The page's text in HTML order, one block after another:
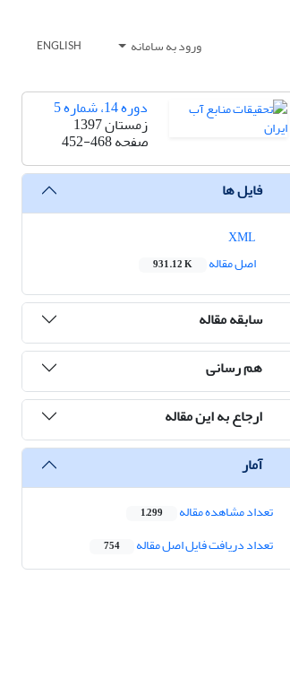
ورود به سامانه ENGLISH
دوره 14، شماره 5
زمستان 1397
صفحه452-468
فایل ها
اصل مقاله
931.12 K
سابقه مقاله
هم رسانی
ارجاع به این مقاله
آمار
تعداد مشاهده مقاله 1,299
تعداد دریافت فایل اصل مقاله 754